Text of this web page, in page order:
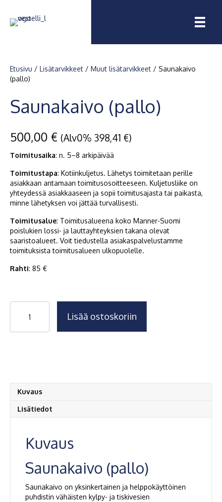
Etusivu / Lisätarvikkeet / Muut lisätarvikkeet / Saunakaivo
(pallo)
Saunakaivo (pallo)
500,00 € (Alv0% 398,41 €)
Toimitusaika: n. 5–8 arkipäivää
Toimitustapa: Kotiinkuljetus. Lähetys toimitetaan perille
asiakkaan antamaan toimitusosoitteeseen. Kuljetusliike on
yhteydessä asiakkaaseen ja sopii toimitusajasta tai paikasta,
minne lähetyksen voi jättää turvallisesti.
Toimitusalue: Toimitusalueena koko Manner-Suomi
poislukien lossi- ja lauttayhteyksien takana olevat
saaristoalueet. Voit tiedustella asiakaspalvelustamme
toimituksista toimitusalueen ulkopuolelle.
Rahti: 85 €
Saunakaivo
(pallo)
Lisää ostoskoriin
Kuvaus
Lisätiedot
Kuvaus
Saunakaivo (pallo)
Saunakaivo on yksinkertainen ja helppokäyttöinen
puhdistin vähäisten kylpy- ja tiskivesien